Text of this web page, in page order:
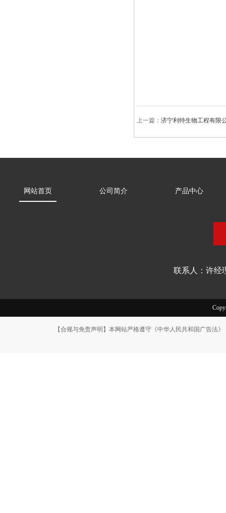
上一篇： 济宁利特生物工程有限
网站首页 公司简介 产品中心
联系人：许经
【合规与免责声明】本网站严格遵守《中华人民共和国广告法